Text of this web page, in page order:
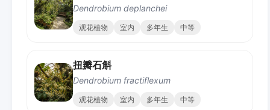
Dendrobium deplanchei
观花植物 室内 多年生 中等
扭瓣石斛
Dendrobium fractiflexum
观花植物 室内 多年生 中等